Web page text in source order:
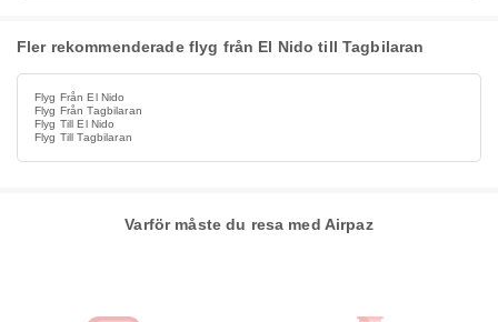
Fler rekommenderade flyg från El Nido till Tagbilaran
Flyg Från El Nido
Flyg Från Tagbilaran
Flyg Till El Nido
Flyg Till Tagbilaran
Varför måste du resa med Airpaz